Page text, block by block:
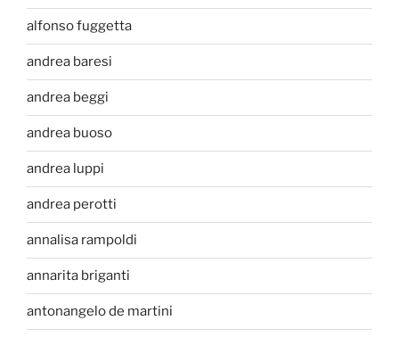
alfonso fuggetta
andrea baresi
andrea beggi
andrea buoso
andrea luppi
andrea perotti
annalisa rampoldi
annarita briganti
antonangelo de martini